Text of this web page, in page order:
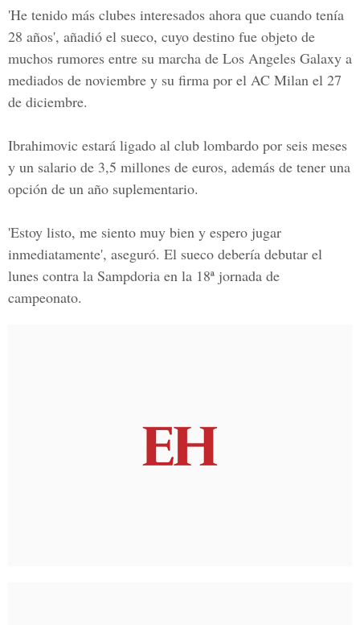
'He tenido más clubes interesados ahora que cuando tenía
28 años', añadió el sueco, cuyo destino fue objeto de
muchos rumores entre su marcha de Los Angeles Galaxy a
mediados de noviembre y su firma por el AC Milan el 27
de diciembre.
Ibrahimovic estará ligado al club lombardo por seis meses
y un salario de 3,5 millones de euros, además de tener una
opción de un año suplementario.
'Estoy listo, me siento muy bien y espero jugar
inmediatamente', aseguró. El sueco debería debutar el
lunes contra la Sampdoria en la 18ª jornada de
campeonato.